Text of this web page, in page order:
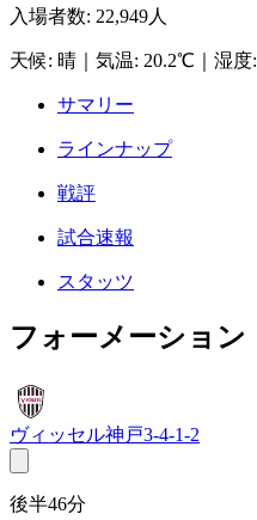
入場者数: 22,949人
天候: 晴 気温: 20.2℃ 湿度:
サマリー
ラインナップ
戦評
試合速報
スタッツ
フォーメーション
ヴィッセル神戸3-4-1-2
後半46分